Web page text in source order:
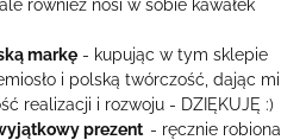
również nosi w sobie kawałek
markę - kupując w tym sklepie
i polską twórczość, dając mi
realizacji i rozwoju - DZIĘKUJĘ :)
prezent - ręcznie robiona